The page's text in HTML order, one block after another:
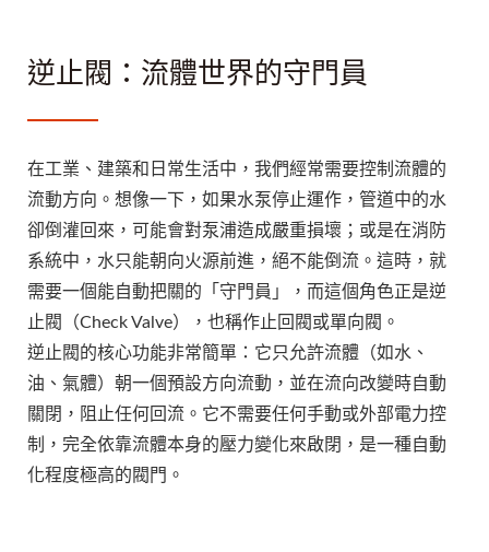
逆止閥：流體世界的守門員
在工業、建築和日常生活中，我們經常需要控制流體的
流動方向。想像一下，如果水泵停止運作，管道中的水
卻倒灌回來，可能會對泵浦造成嚴重損壞；或是在消防
系統中，水只能朝向火源前進，絕不能倒流。這時，就
需要一個能自動把關的「守門員」，而這個角色正是逆
止閥（Check Valve），也稱作止回閥或單向閥。
逆止閥的核心功能非常簡單：它只允許流體（如水、
油、氣體）朝一個預設方向流動，並在流向改變時自動
關閉，阻止任何回流。它不需要任何手動或外部電力控
制，完全依靠流體本身的壓力變化來啟閉，是一種自動
化程度極高的閥門。